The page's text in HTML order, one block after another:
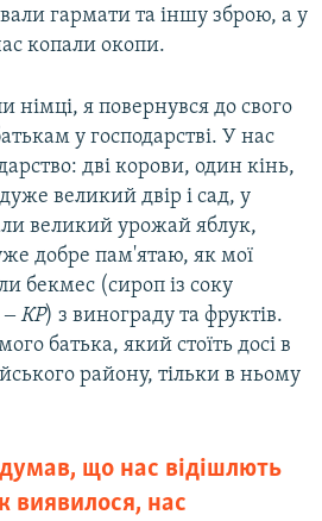
гармати та іншу зброю, а у
копали окопи.
німці, я повернувся до свого
у господарстві. У нас
дві корови, один кінь,
великий двір і сад, у
великий урожай яблук,
добре пам'ятаю, як мої
бекмес (сироп із соку
‒КР) з винограду та фруктів.
батька, який стоїть досі в
району, тільки в ньому
що нас відішлють
виявилося, нас